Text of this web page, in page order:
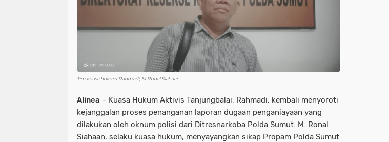
Tim kuasa hukum Rahmadi, M Ronal Siahaan.
Alinea – Kuasa Hukum Aktivis Tanjungbalai, Rahmadi, kembali menyoroti
kejanggalan proses penanganan laporan dugaan penganiayaan yang
dilakukan oleh oknum polisi dari Ditresnarkoba Polda Sumut. M. Ronal
Siahaan, selaku kuasa hukum, menyayangkan sikap Propam Polda Sumut